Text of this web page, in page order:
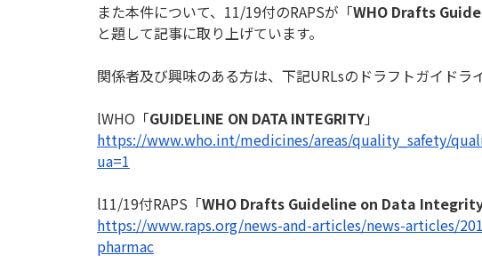
また本件について、11/19付のRAPSが「WHO Drafts
と題して記事に取り上げています。
関係者及び興味のある方は、下記URLsのドラフトガイドラ
lWHO「GUIDELINE ON DATA INTEGRITY」
https://www.who.int/medicines/areas/quality_safety/
ua=1
l11/19付RAPS「WHO Drafts Guideline on Data
https://www.raps.org/news-and-articles/news-articles/
pharmac